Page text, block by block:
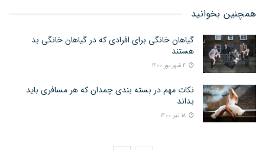
همچنین بخوانید
گیاهان خانگی برای افرادی که در گیاهان خانگی بد
هستند
نکات مهم در بسته بندی چمدان که هر مسافری باید
بداند